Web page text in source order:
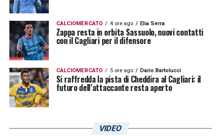
CALCIOMERCATO 4 ore ago Elia Serra
Zappa resta in orbita Sassuolo, nuovi contatti
con il Cagliari per il difensore
CALCIOMERCATO 5 ore ago Dario Bartolucci
Si raffredda la pista di Cheddira al Cagliari: il
futuro dell’attaccante resta aperto
VIDEO